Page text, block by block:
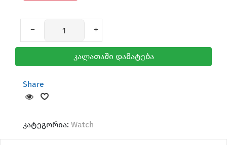
კალათაში დამატება
Share
კატეგორია: Watch